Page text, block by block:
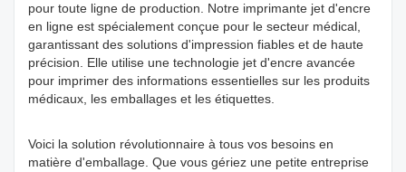
pour toute ligne de production. Notre imprimante jet d'encre
en ligne est spécialement conçue pour le secteur médical,
garantissant des solutions d'impression fiables et de haute
précision. Elle utilise une technologie jet d'encre avancée
pour imprimer des informations essentielles sur les produits
médicaux, les emballages et les étiquettes.
Voici la solution révolutionnaire à tous vos besoins en
matière d'emballage. Que vous gériez une petite entreprise